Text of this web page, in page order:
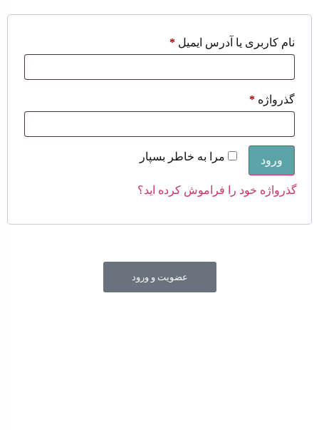
نام کاربری یا آدرس ایمیل *
گذرواژه *
مرا به خاطر بسپار ورود
گذرواژه خود را فراموش کرده اید؟
عضویت و ورود